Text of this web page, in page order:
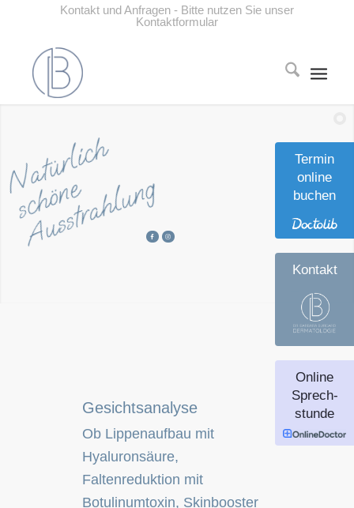
Kontakt und Anfragen - Bitte nutzen Sie unser
Kontaktformular
Natürlich
schöne
Ausstrahlung
Gesichtsanalyse
Ob Lippenaufbau mit
Hyaluronsäure,
Faltenreduktion mit
Botulinumtoxin, Skinbooster
Termin
online
buchen
Kontakt
Online
Sprech-
stunde